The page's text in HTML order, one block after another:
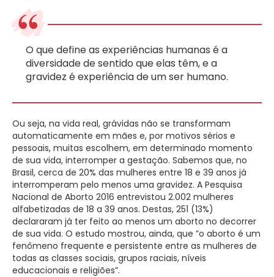
O que define as experiências humanas é a
diversidade de sentido que elas têm, e a
gravidez é experiência de um ser humano.
Ou seja, na vida real, grávidas não se transformam
automaticamente em mães e, por motivos sérios e
pessoais, muitas escolhem, em determinado momento
de sua vida, interromper a gestação. Sabemos que, no
Brasil, cerca de 20% das mulheres entre 18 e 39 anos já
interromperam pelo menos uma gravidez. A Pesquisa
Nacional de Aborto 2016 entrevistou 2.002 mulheres
alfabetizadas de 18 a 39 anos. Destas, 251 (13%)
declararam já ter feito ao menos um aborto no decorrer
de sua vida. O estudo mostrou, ainda, que ”o aborto é um
fenômeno frequente e persistente entre as mulheres de
todas as classes sociais, grupos raciais, níveis
educacionais e religiões”.